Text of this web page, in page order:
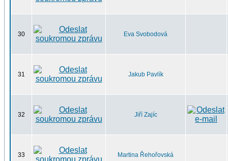
30 Eva Svobodová
31 Jakub Pavlík
32 Jiří Zajíc
33 Martina Řehořovská